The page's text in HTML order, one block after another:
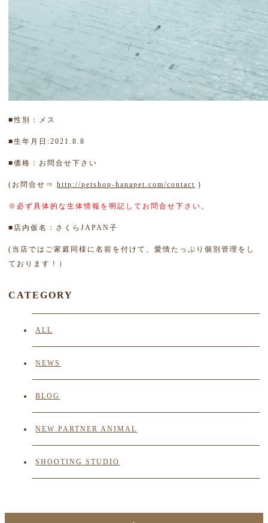
■性別：メス
■生年月日:2021.8.8
■価格：お問合せ下さい
(お問合せ⇒http://petshop-hanapet.com/contact )
※必ず具体的な生体情報を明記してお問合せ下さい。
■店内仮名：さくらJAPAN子
(当店ではご家庭同様に名前を付けて、愛情たっぷり個別管理をし
ております！）
CATEGORY
ALL
NEWS
BLOG
NEW PARTNER ANIMAL
SHOOTING STUDIO